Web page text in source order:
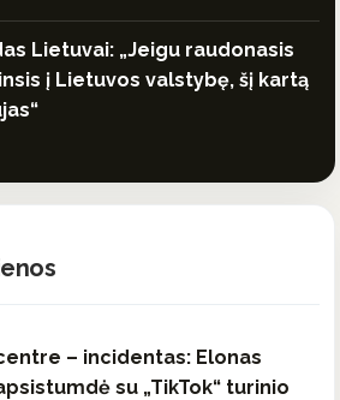
Lietuvai: „Jeigu raudonasis
į Lietuvos valstybę, šį kartą
– incidentas: Elonas
su „TikTok“ turinio